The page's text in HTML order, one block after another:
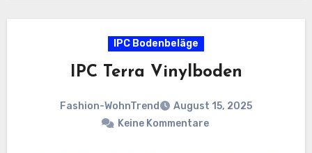
IPC Bodenbeläge
IPC Terra Vinylboden
Fashion-WohnTrend
August 15, 2025
Keine Kommentare